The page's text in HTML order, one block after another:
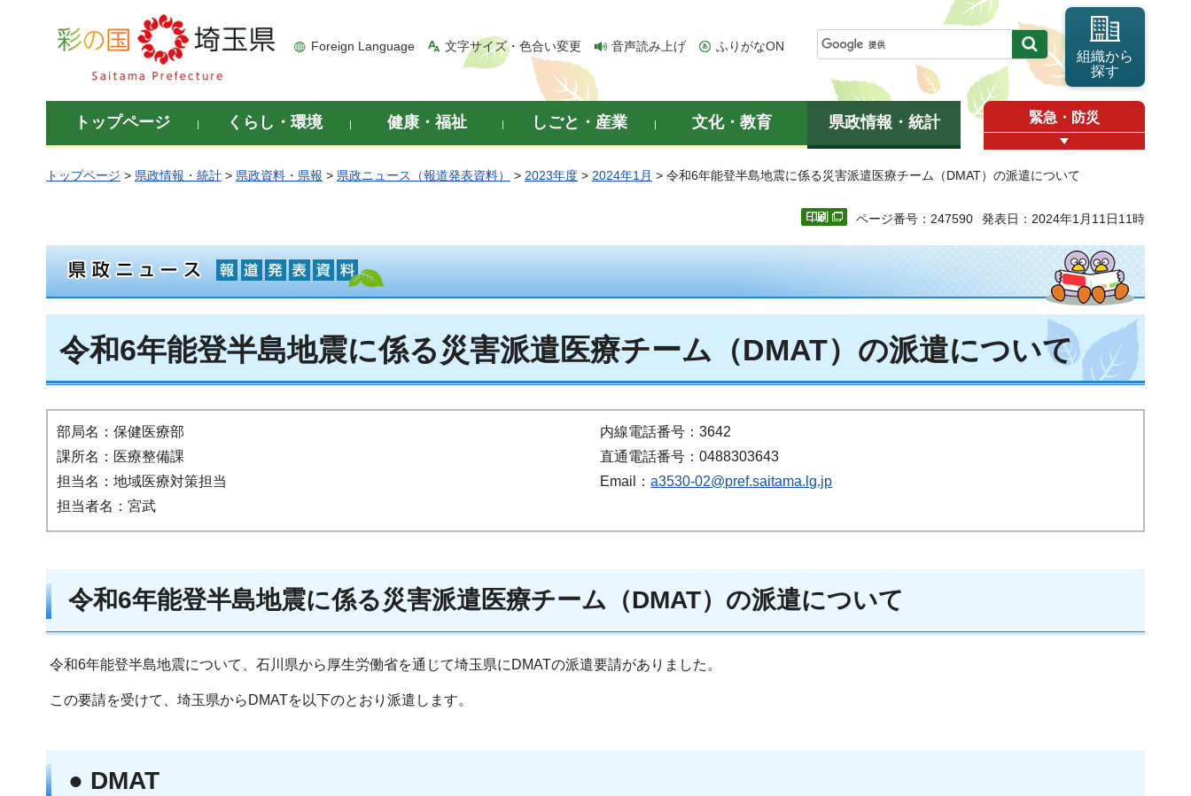
彩の国 埼玉県
Foreign Language 文字サイズ・色合い変更 音声読み上げ ふりがなON
組織から
探す
トップページ くらし・環境 健康・福祉 しごと・産業 文化・教育 県政情報・統計 緊急・防災
トップページ > 県政情報・統計 > 県政資料・県報 > 県政ニュース（報道発表資料） > 2023年度 > 2024年1月 > 令和6年能登半島地震に係る災害派遣医療チーム（DMAT）の派遣について
ページ番号：247590 発表日：2024年1月11日11時
令和6年能登半島地震に係る災害派遣医療チーム（DMAT）の派遣について
部局名：保健医療部
課所名：医療整備課
担当名：地域医療対策担当
担当者名：宮武
内線電話番号：3642
直通電話番号：0488303643
Email：a3530-02@pref.saitama.lg.jp
令和6年能登半島地震に係る災害派遣医療チーム（DMAT）の派遣について
令和6年能登半島地震について、石川県から厚生労働省を通じて埼玉県にDMATの派遣要請がありました。
この要請を受けて、埼玉県からDMATを以下のとおり派遣します。
● DMAT